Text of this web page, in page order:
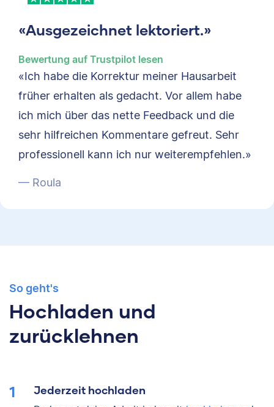
«Ausgezeichnet lektoriert.»
Bewertung auf Trustpilot lesen
«Ich habe die Korrektur meiner Hausarbeit
früher erhalten als gedacht. Vor allem habe
ich mich über das nette Feedback und die
sehr hilfreichen Kommentare gefreut. Sehr
professionell kann ich nur weiterempfehlen.»
— Roula
So geht's
Hochladen und
zurücklehnen
Jederzeit hochladen